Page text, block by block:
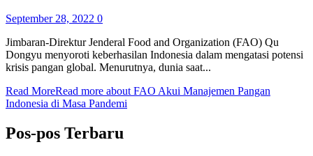
September 28, 2022 0
Jimbaran-Direktur Jenderal Food and Organization (FAO) Qu
Dongyu menyoroti keberhasilan Indonesia dalam mengatasi potensi
krisis pangan global. Menurutnya, dunia saat...
Read MoreRead more about FAO Akui Manajemen Pangan
Indonesia di Masa Pandemi
Pos-pos Terbaru